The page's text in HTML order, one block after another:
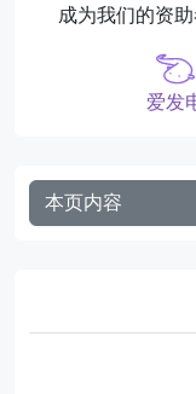
成为我们的资
爱发
本页内容